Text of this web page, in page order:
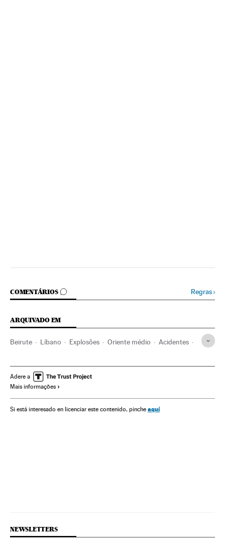
COMENTÁRIOS
COMENTÁRIOS Regras›
ARQUIVADO EM
Beirute Líbano Explosões Oriente médio Acidentes
Adere a
Mais informações
Si está interesado en licenciar este contenido, pinche aquí
NEWSLETTERS